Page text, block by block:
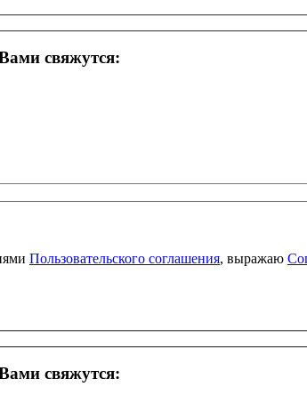
свяжутся:
Пользовательского соглашения, выражаю
свяжутся: